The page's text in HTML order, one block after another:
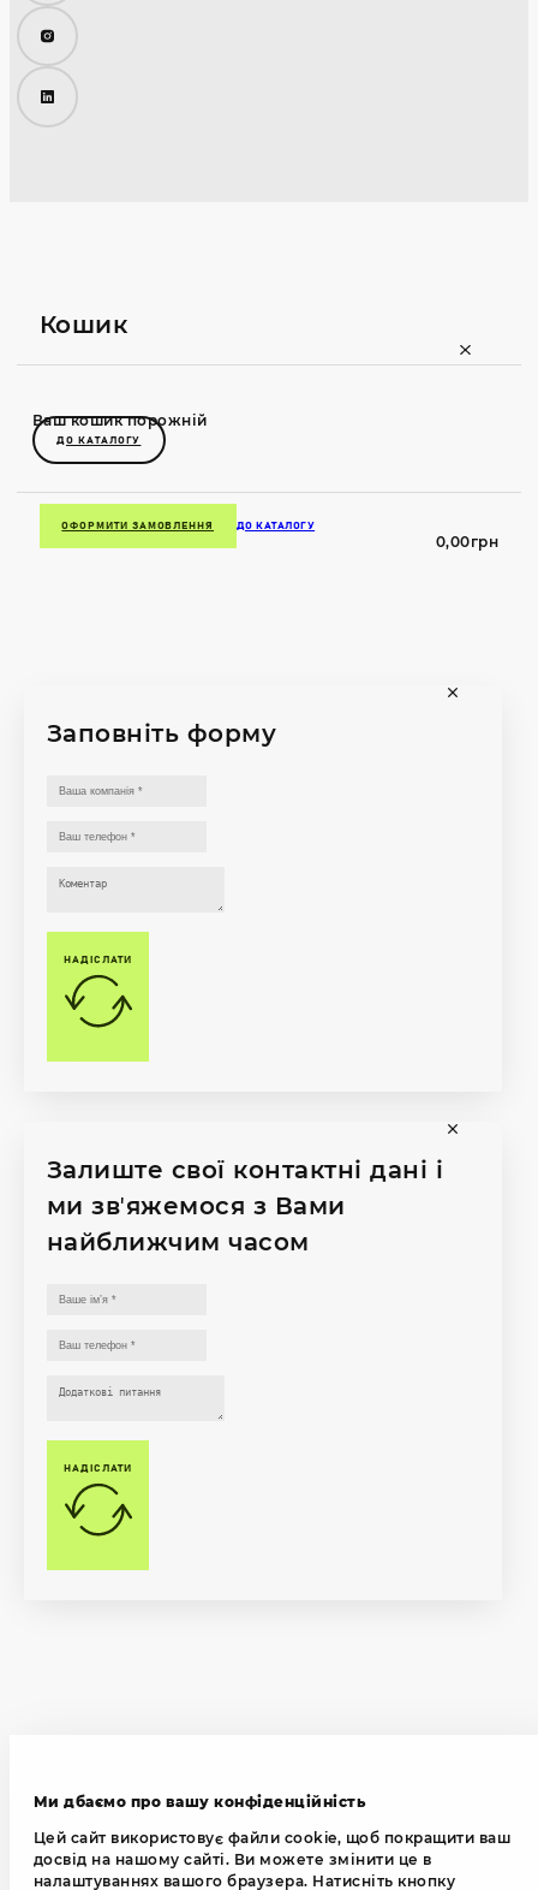
Ми дбаємо про вашу конфіденційність
Цей сайт використовує файли cookie, щоб покращити ваш
досвід на нашому сайті. Ви можете змінити це в
налаштуваннях вашого браузера. Натисніть кнопку
Instagram
LinkedIn
Кошик
Ваш кошик порожній
ДО КАТАЛОГУ
ОФОРМИТИ ЗАМОВЛЕННЯ ДО КАТАЛОГУ
0,00грн
Заповніть форму
НАДІСЛАТИ
Залиште свої контактні дані і
ми звʼяжемося з Вами
найближчим часом
НАДІСЛАТИ